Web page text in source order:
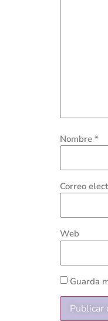
Nombre *
Correo
Web
Guarda